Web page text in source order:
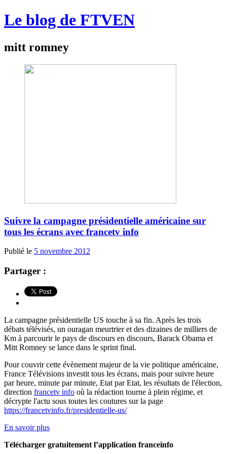
Le blog de FTVEN
mitt romney
Suivre la campagne présidentielle américaine sur
tous les écrans avec francetv info
Publié le 5 novembre 2012
Partager :
La campagne présidentielle US touche à sa fin. Après les trois
débats télévisés, un ouragan meurtrier et des dizaines de milliers de
Km à parcourir le pays de discours en discours, Barack Obama et
Mitt Romney se lance dans le sprint final.
Pour couvrir cette évènement majeur de la vie politique américaine,
France Télévisions investit tous les écrans, mais pour suivre heure
par heure, minute par minute, Etat par Etat, les résultats de l'élection,
direction francetv info où la rédaction tourne à plein régime, et
décrypte l'actu sous toutes les coutures sur la page
https://francetvinfo.fr/presidentielle-us/
En savoir plus
Télécharger gratuitement l’application franceinfo